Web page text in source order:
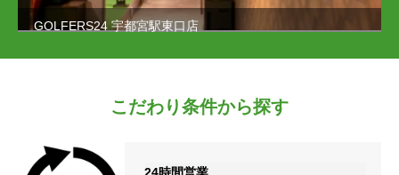
GOLFERS24 宇都宮駅東口店
こだわり条件から探す
24時間営業